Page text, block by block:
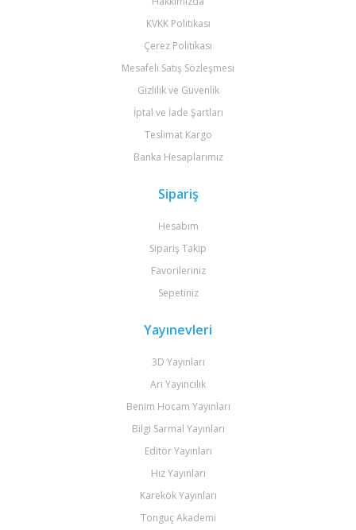
KVKK Politikası
Çerez Politikası
Mesafeli Satış Sözleşmesi
Gizlilik ve Güvenlik
İptal ve İade Şartları
Teslimat Kargo
Banka Hesaplarımız
Sipariş
Hesabım
Sipariş Takip
Favorileriniz
Sepetiniz
Yayınevleri
3D Yayınları
Arı Yayıncılık
Benim Hocam Yayınları
Bilgi Sarmal Yayınları
Editör Yayınları
Hız Yayınları
Karekök Yayınları
Tonguç Akademi